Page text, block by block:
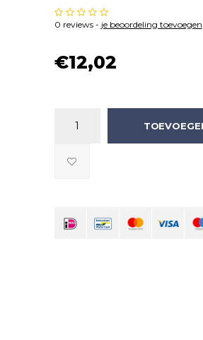
0 reviews - je beoordeling toevoegen
€12,02